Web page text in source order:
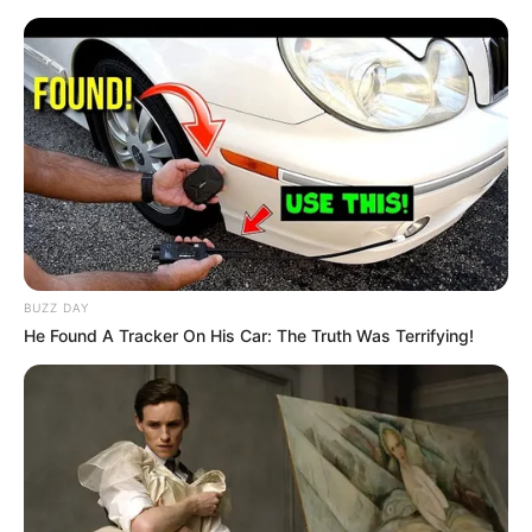
Göhrde - Göhrde und Zernien
Ausflugsziele allgemein Veranstaltungen
Bald ist Hohes Friedensfest (in Augsburg ein Feiertag):
Sonnabend, den 08.08.2026
Region Göhrde: Ausflugsziele und Freizeitangebote für
Kinder und Schüler um Göhrde und Zernien, bei denen
bzw. die Großeltern mit ihren Enkeln garantiert viel
erleben. Außerdem dient die Seite als
Informationsplattform für Pädagogen, da die meisten
Ausflugsideen auch für den Kindergarten und die
Schulklasse geeignet sind. Es gehören deshalb
museumspädagogische Angebote ebenso dazu wie
BUZZ DAY
He Found A Tracker On His Car: The Truth Was Terrifying!